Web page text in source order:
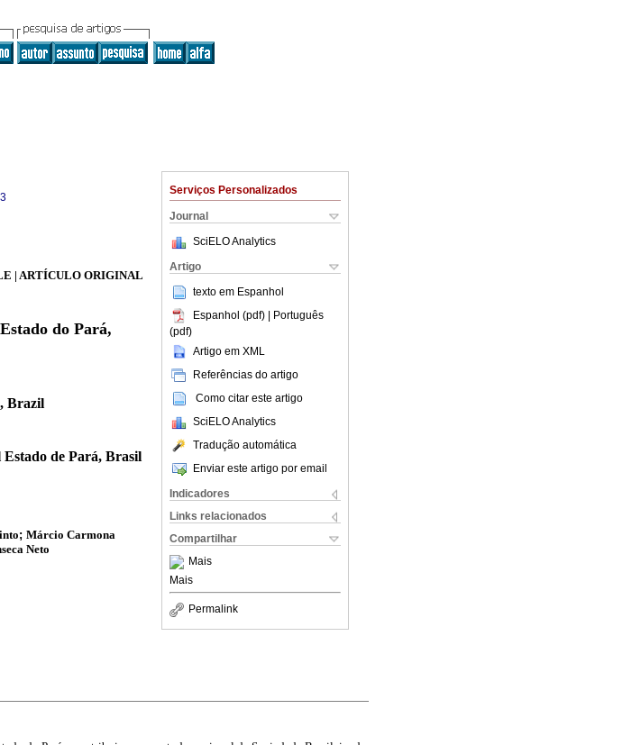
Serviços Personalizados
Journal
SciELO Analytics
Artigo
texto em Espanhol
Espanhol (pdf) | Português
(pdf)
Artigo em XML
Referências do artigo
Como citar este artigo
SciELO Analytics
Tradução automática
Enviar este artigo por email
Indicadores
Links relacionados
Compartilhar
Mais
Mais
Permalink
| ARTÍCULO ORIGINAL
do Pará,
Brazil
Estado de Pará, Brasil
; Márcio Carmona
Neto